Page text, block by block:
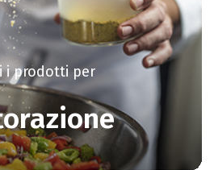
i prodotti per